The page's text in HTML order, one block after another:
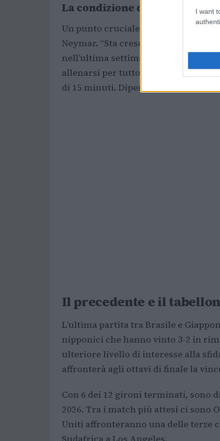
I want
La condizione di Neymar
Un punto cruciale delle
Neymar. “Sta crescendo molto
nell’ultima settimana”, ha detto il
allenarsi per tutto il tempo in cui è
di 15 minuti. Dipende molto dal
Il precedente e il
L’ultima partita tra Brasile e
nipponici che hanno vinto 3-2 in
ulteriore livello di interesse alla
affronterà agli ottavi di finale la
Con 6 dei 12 gironi terminati, sono
2026. Tra i match più attesi ci sono
Uniti affronteranno una delle terze